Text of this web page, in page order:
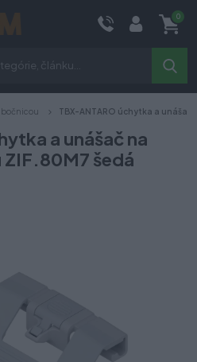
0
bočnicou TBX-ANTARO úchytka a
a unášač na
šedá